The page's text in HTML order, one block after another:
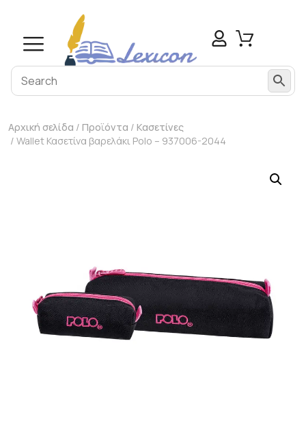
Αρχική σελίδα / Προϊόντα / Κασετίνες
/ Wallet Κασετίνα βαρελάκι Polo – 937006-2044